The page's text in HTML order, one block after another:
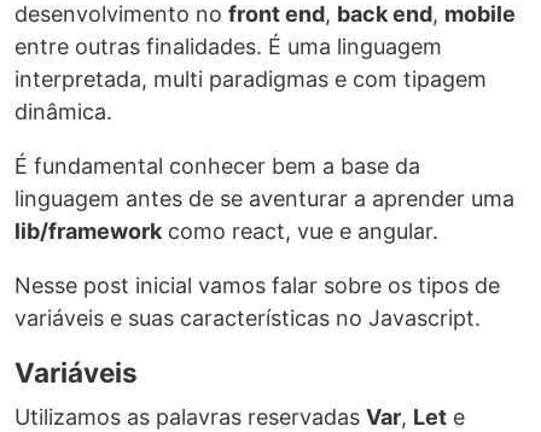
desenvolvimento no front end, back end, mobile
entre outras finalidades. É uma linguagem
interpretada, multi paradigmas e com tipagem
dinâmica.
É fundamental conhecer bem a base da
linguagem antes de se aventurar a aprender uma
lib/frameworkcomo react, vue e angular.
Nesse post inicial vamos falar sobre os tipos de
variáveis e suas características no Javascript.
Variáveis
Utilizamos as palavras reservadas Var, Let e